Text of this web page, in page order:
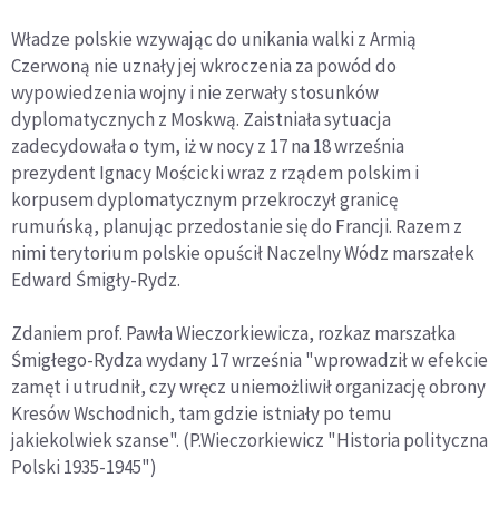
Władze polskie wzywając do unikania walki z Armią
Czerwoną nie uznały jej wkroczenia za powód do
wypowiedzenia wojny i nie zerwały stosunków
dyplomatycznych z Moskwą. Zaistniała sytuacja
zadecydowała o tym, iż w nocy z 17 na 18 września
prezydent Ignacy Mościcki wraz z rządem polskim i
korpusem dyplomatycznym przekroczył granicę
rumuńską, planując przedostanie się do Francji. Razem z
nimi terytorium polskie opuścił Naczelny Wódz marszałek
Edward Śmigły-Rydz.
Zdaniem prof. Pawła Wieczorkiewicza, rozkaz marszałka
Śmigłego-Rydza wydany 17 września "wprowadził w efekcie
zamęt i utrudnił, czy wręcz uniemożliwił organizację obrony
Kresów Wschodnich, tam gdzie istniały po temu
jakiekolwiek szanse". (P.Wieczorkiewicz "Historia polityczna
Polski 1935-1945")